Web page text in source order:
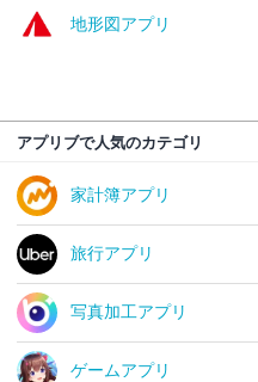
地形図アプリ
アプリブで人気のカテゴリ
家計簿アプリ
旅行アプリ
写真加工アプリ
ゲームアプリ